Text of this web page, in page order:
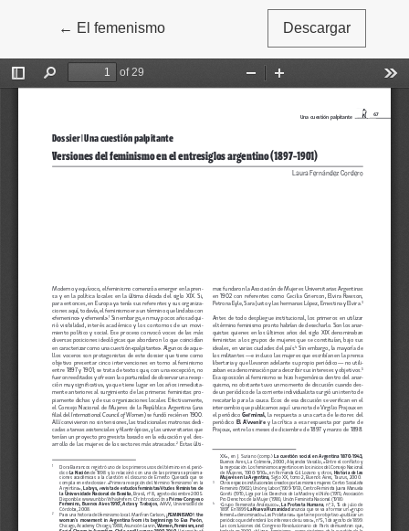
← Volver a los detalles del artículo
El femenismo Descargar